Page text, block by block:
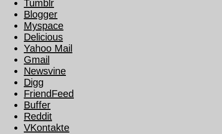
Tumblr
Blogger
Myspace
Delicious
Yahoo Mail
Gmail
Newsvine
Digg
FriendFeed
Buffer
Reddit
VKontakte